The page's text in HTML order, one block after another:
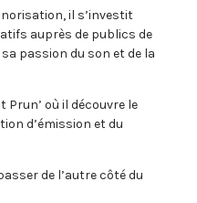
il s’investit
auprès de publics de
passion du son et de la
Prun’ où il découvre le
d’émission et du
de l’autre côté du